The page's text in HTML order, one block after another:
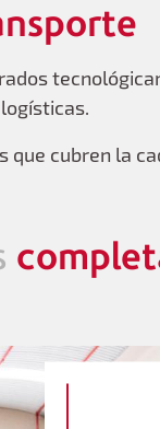
logísticas.
cubren la